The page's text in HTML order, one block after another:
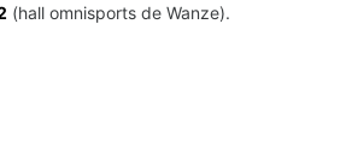
(hall omnisports de Wanze).